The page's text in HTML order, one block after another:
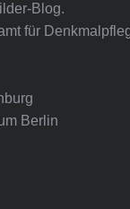
Blog.
für
Berlin